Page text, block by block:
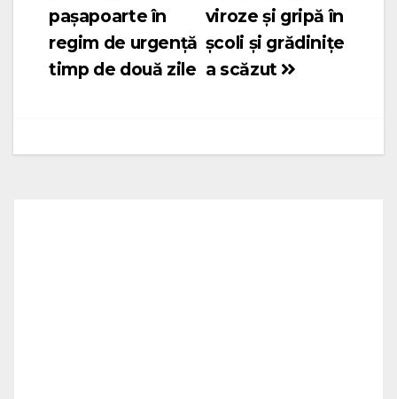
articole
viroze și gripă în
școli și grădinițe
a scăzut
pașapoarte în
regim de urgență
timp de două zile